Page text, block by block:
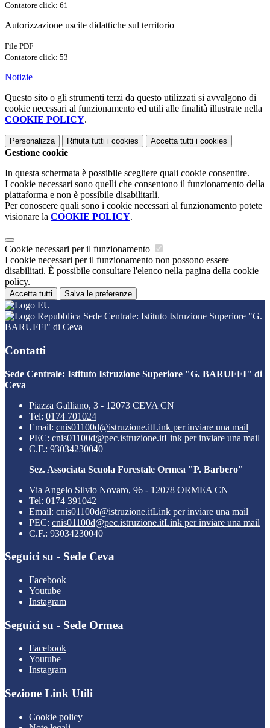
Contatore click: 61
Autorizzazione uscite didattiche sul territorio
File PDF
Contatore click: 53
Notizie
Questo sito o gli strumenti terzi da questo utilizzati si avvalgono di
cookie necessari al funzionamento ed utili alle finalità illustrate nella
COOKIE POLICY.
Personalizza Rifiuta tutti i cookies Accetta tutti i cookies
Gestione cookie
In questa schermata è possibile scegliere quali cookie consentire.
I cookie necessari sono quelli che consentono il funzionamento della
piattaforma e non è possibile disabilitarli.
Per conoscere quali sono i cookie necessari al funzionamento potete
visionare la COOKIE POLICY.
Cookie necessari per il funzionamento
I cookie necessari per il funzionamento non possono essere
disabilitati. È possibile consultare l'elenco nella pagina della cookie
policy.
Accetta tutti Salva le preferenze
Sede Centrale: Istituto Istruzione Superiore "G.
BARUFFI" di Ceva
Contatti
Sede Centrale: Istituto Istruzione Superiore "G. BARUFFI" di
Ceva
Piazza Galliano, 3 - 12073 CEVA CN
Tel: 0174 701024
Email: cnis01100d@istruzione.itLink per inviare una mail
PEC: cnis01100d@pec.istruzione.itLink per inviare una mail
C.F.: 93034230040
Sez. Associata Scuola Forestale Ormea "P. Barbero"
Via Angelo Silvio Novaro, 96 - 12078 ORMEA CN
Tel: 0174 391042
Email: cnis01100d@istruzione.itLink per inviare una mail
PEC: cnis01100d@pec.istruzione.itLink per inviare una mail
C.F.: 93034230040
Seguici su - Sede Ceva
Facebook
Youtube
Instagram
Seguici su - Sede Ormea
Facebook
Youtube
Instagram
Sezione Link Utili
Cookie policy